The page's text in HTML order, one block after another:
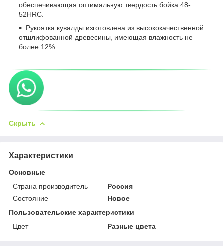
обеспечивающая оптимальную твердость бойка 48-
52HRC.
Рукоятка кувалды изготовлена из высококачественной
отшлифованной древесины, имеющая влажность не
более 12%.
Скрыть
Характеристики
Основные
Страна производитель
Россия
Состояние
Новое
Пользовательские характеристики
Цвет
Разные цвета